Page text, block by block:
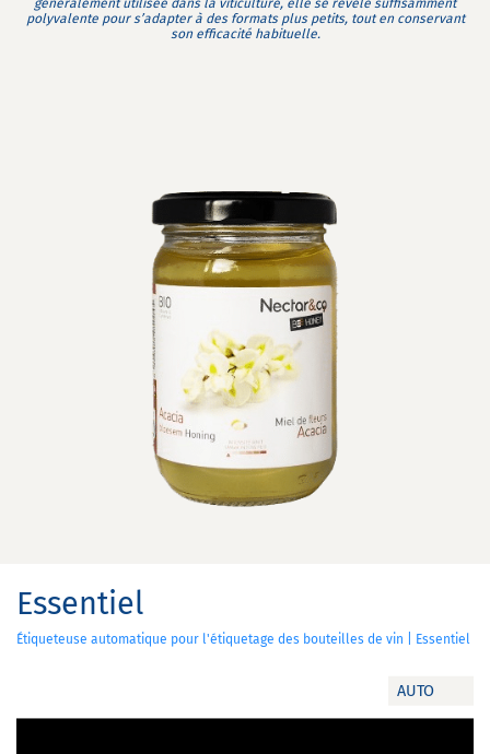
généralement utilisée dans la viticulture, elle se révèle suffisamment
polyvalente pour s’adapter à des formats plus petits, tout en conservant
son efficacité habituelle.
AUTO
Essentiel
Étiqueteuse automatique pour l'étiquetage des bouteilles de vin | Essentiel